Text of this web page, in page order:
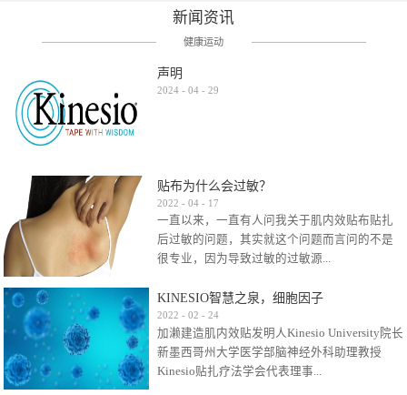
新闻资讯
健康运动
声明
2024 - 04 - 29
贴布为什么会过敏？
2022 - 04 - 17
一直以来，一直有人问我关于肌内效贴布贴扎
后过敏的问题，其实就这个问题而言问的不是
很专业，因为导致过敏的过敏源...
很多，比如试穿件衣服有时都会过敏，特定条
件下吃东西有时也会过敏，难道不吃不穿了？
其他品牌的在此我们不予评价，就KINESIO肌内
效贴布来说，40多年的研究开发制造肌内效贴
KINESIO智慧之泉，细胞因子
2022 - 02 - 24
加濑建造肌内效贴发明人Kinesio University院长
新墨西哥州大学医学部脑神经外科助理教授
Kinesio贴扎疗法学会代表理事...